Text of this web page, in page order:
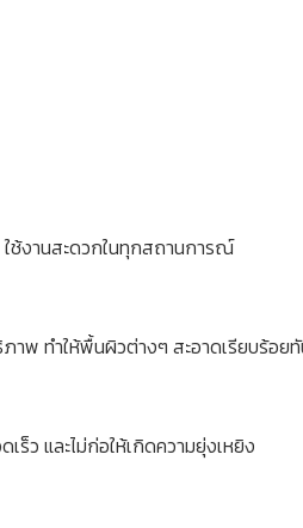
ใช้งานสะดวกในทุกสถานการณ์
าพ ทำให้พื้นผิวต่างๆ สะอาดเรียบร้อย
ร็ว และไม่ก่อให้เกิดความยุ่งเหยิง